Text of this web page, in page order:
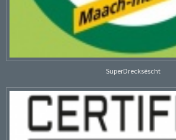
SuperDrecksëscht